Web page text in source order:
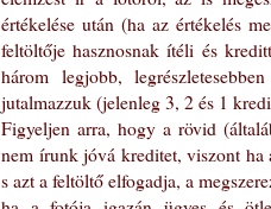
értékelése után (ha az értékelés
feltöltője hasznosnak ítéli és
három legjobb,
jutalmazzuk (jelenleg 3, 2 és 1
Figyeljen arra, hogy a rövid
nem írunk jóvá kreditet, viszont ha
s azt a feltöltő elfogadja, a